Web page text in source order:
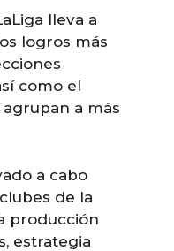
lleva a
logros más
como el
a más
a cabo
de la
producción
estrategia